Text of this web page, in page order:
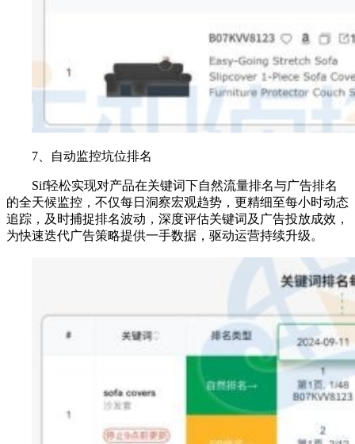
7、自动监控坑位排名
Sif轻松实现对产品在关键词下自然流量排名与广告排名
的全天候监控，不仅每日洞察宏观趋势，更精细至每小时动态
追踪，及时捕捉排名波动，深度评估关键词及广告投放成效，
为快速迭代广告策略提供一手数据，驱动运营持续升级。